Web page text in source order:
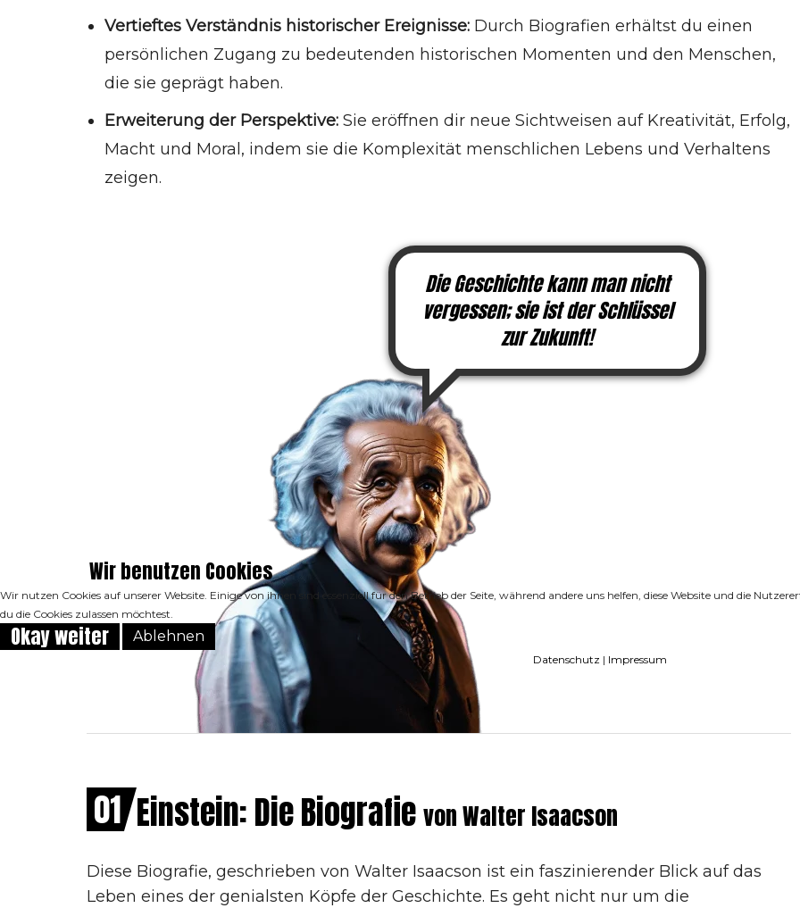
Vertieftes Verständnis historischer Ereignisse: Durch Biografien erhältst du einen
persönlichen Zugang zu bedeutenden historischen Momenten und den Menschen,
die sie geprägt haben.
Erweiterung der Perspektive: Sie eröffnen dir neue Sichtweisen auf Kreativität, Erfolg,
Macht und Moral, indem sie die Komplexität menschlichen Lebens und Verhaltens
zeigen.
Die Geschichte kann man nicht
vergessen; sie ist der Schlüssel
zur Zukunft!
01 Einstein: Die Biografie von Walter Isaacson
Diese Biografie, geschrieben von Walter Isaacson ist ein faszinierender Blick auf das
Leben eines der genialsten Köpfe der Geschichte. Es geht nicht nur um die
Wir benutzen Cookies
Wir nutzen Cookies auf unserer Website. Einige von ihnen sind essenziell für den Betrieb der Seite, während andere uns helfen, diese Website und die
du die Cookies zulassen möchtest.
Okay weiter Ablehnen
Datenschutz | Impressum